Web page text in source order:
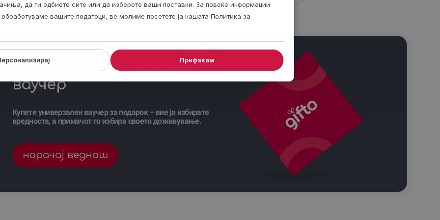
Изберете универзален
ваучер
Купете универзален ваучер за подарок – вие ја избирате
вредноста, а примачот го избира своето доживување.
нарачај веднаш
да ги одбиете сите или да изберете ваши поставки. За повеќе информации
обработуваме вашите податоци, ве молиме посетете ја нашата Политика за
Прифаќам